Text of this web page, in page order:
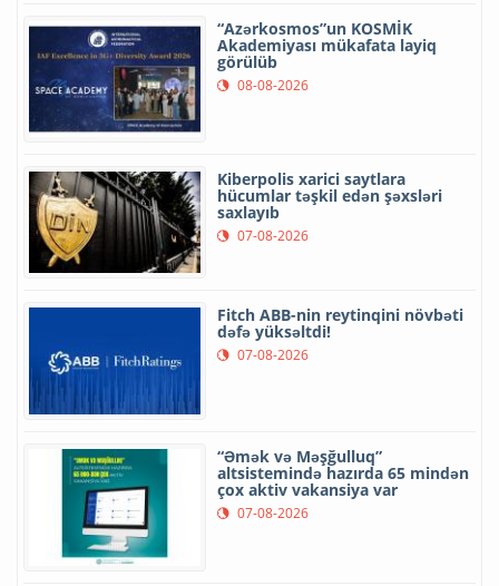
“Azərkosmos”un KOSMİK
Akademiyası mükafata layiq
görülüb
08-08-2026
Kiberpolis xarici saytlara
hücumlar təşkil edən şəxsləri
saxlayıb
07-08-2026
Fitch ABB-nin reytinqini növbəti
dəfə yüksəltdi!
07-08-2026
“Əmək və Məşğulluq”
altsistemində hazırda 65 mindən
çox aktiv vakansiya var
07-08-2026